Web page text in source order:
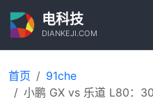
电科技
DIANKEJI.COM
首页
91che
小鹏 GX vs 乐道 L80：